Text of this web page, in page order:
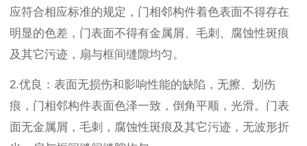
应符合相应标准的规定，门相邻构件着色表面不得存在
明显的色差，门表面不得有金属屑、毛刺、腐蚀性斑痕
及其它污迹，扇与框间缝隙均匀。
2.优良：表面无损伤和影响性能的缺陷，无擦、划伤
痕，门相邻构件表面色泽一致，倒角平顺，光滑。门表
面无金属屑，毛刺，腐蚀性斑痕及其它污迹，无波形折